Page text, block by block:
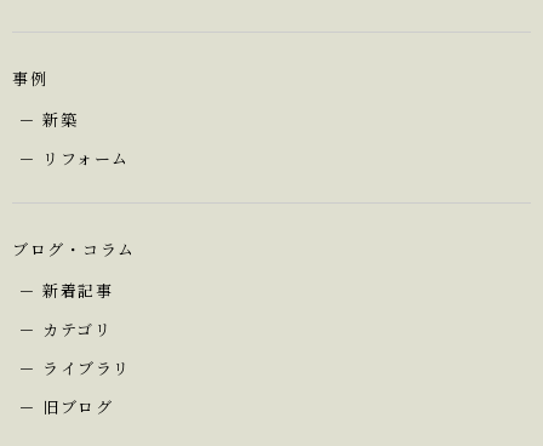
事例
新築
リフォーム
ブログ・コラム
新着記事
カテゴリ
ライブラリ
旧ブログ